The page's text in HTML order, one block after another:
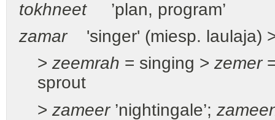
tokhneet’plan, program’
zamar
'singer' (miesp. laulaja)
> zeemrah = singing > zemer
sprout
> zameer’nightingale’; zamee